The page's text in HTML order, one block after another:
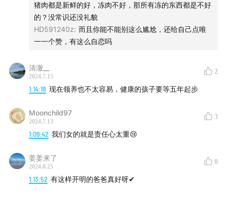
在美国冻卵的全过程
女性的卵子数量和质量随着年龄会大幅减少
47:00 最辛苦的部分
60:00 想要做妈妈的原因
71:00
希望国内可以开放冻卵的政策
猪肉都是新鲜的好，冻肉不好，那所有冻的东西都是不好
的？没常识还没礼貌
HD591240z: 而且你能不能别这么尴尬，还给自己点唯
一一个赞，有这么自恋吗
清澈__
2024.7.15
2
1:14:18 现在领养也不太容易，健康的孩子要等五年起步
Moonchild97
2024.7.13
3
1:09:42 我们女的就是责任心太重😢
姜姜来了
2024.8.25
0
1:13:52 有这样开明的爸爸真好呀✔